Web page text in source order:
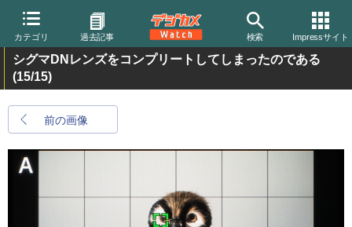
カテゴリ 過去記事 検索 Impressサイト
シグマDNレンズをコンプリートしてしまったのである
(15/15)
前の画像